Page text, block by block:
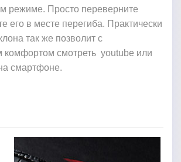
режиме. Просто переверните
его в месте перегиба. Практически
так же позволит с
комфортом смотреть youtube или
смартфоне.